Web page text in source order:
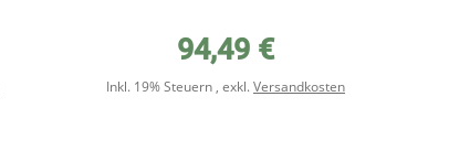
94,49 €
Inkl. 19% Steuern , exkl.Versandkosten